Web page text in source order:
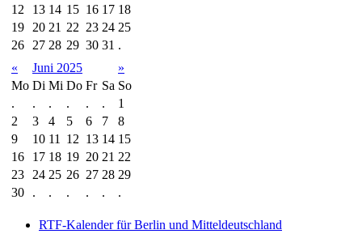
12
13 14 15 16 17 18
19
20 21 22 23 24 25
26
27 28 29 30 31 .
«
Juni 2025
»
Mo Di Mi Do Fr Sa So
.
. . . . .
1
2
3 4 5 6 7
8
9
10 11 12 13 14 15
16
17 18 19 20 21 22
23
24 25 26 27 28 29
30
. . . . . .
RTF-Kalender für Berlin und Mitteldeutschland